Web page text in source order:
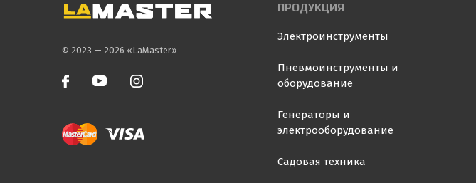
© 2023 — 2026 «LaMaster»
ПРОДУКЦИЯ
Электроинструменты
Пневмоинструменты и
оборудование
Генераторы и
электрооборудование
Садовая техника